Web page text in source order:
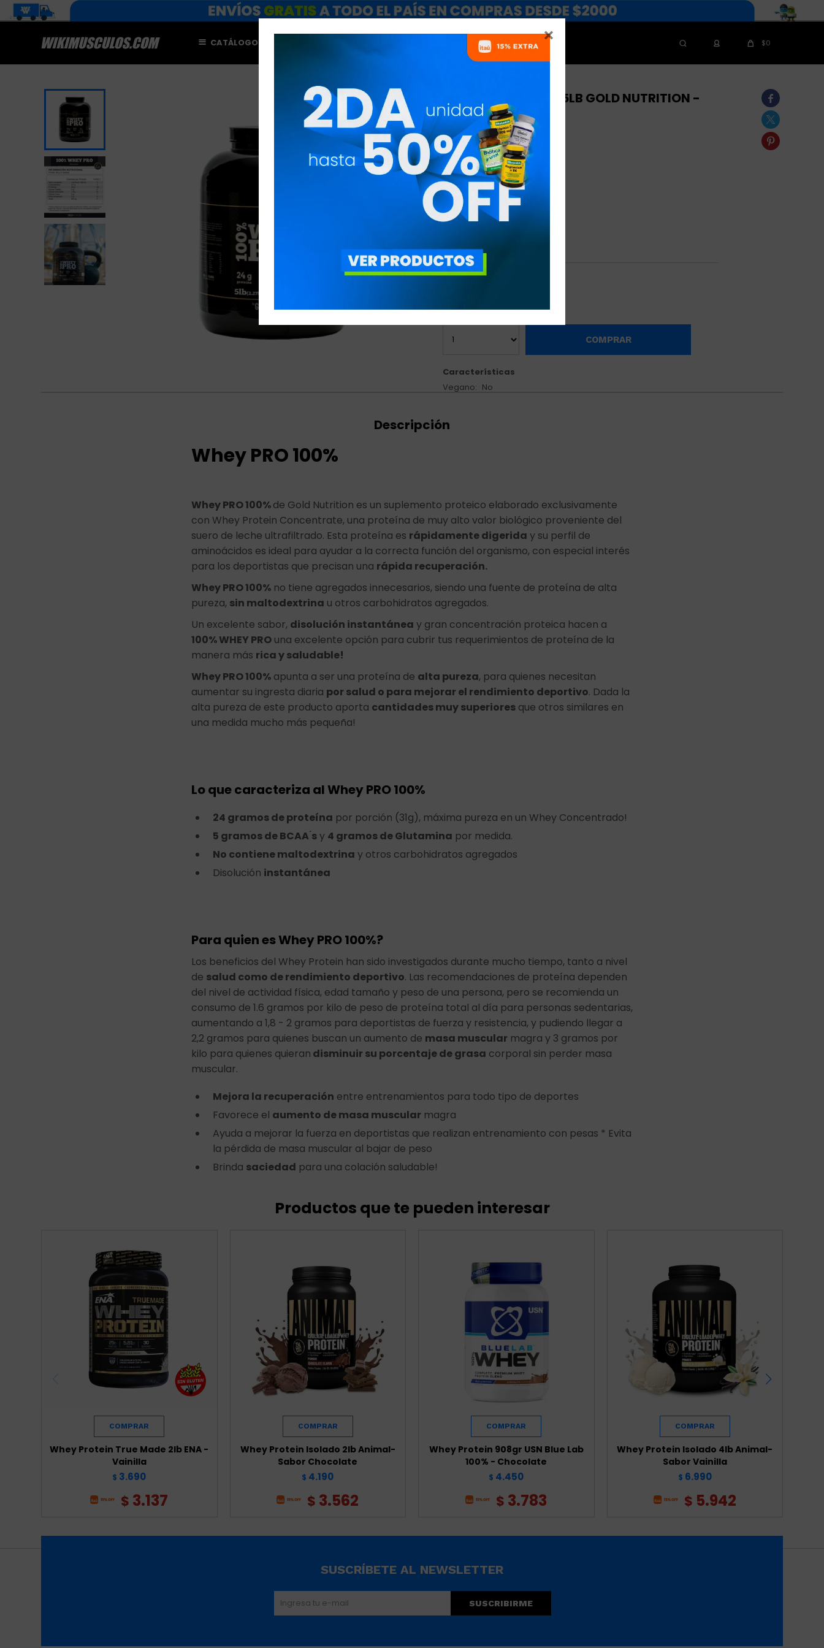

CATÁLOGO NUTRICIONISTAS $0



WHEY PRO 100% 5LB GOLD NUTRITION -
SABOR NATURAL
GOL10079
$6.370
$5.415
Variedades:
COMPRAR
Características
Vegano
No
Descripción
Whey PRO 100%
Whey PRO 100%de Gold Nutrition es un suplemento proteico elaborado exclusivamente
con Whey Protein Concentrate, una proteína de muy alto valor biológico proveniente del
suero de leche ultrafiltrado. Esta proteína es rápidamente digerida y su perfil de
aminoácidos es ideal para ayudar a la correcta función del organismo, con especial interés
para los deportistas que precisan una rápida recuperación.
Whey PRO 100% no tiene agregados innecesarios, siendo una fuente de proteína de alta
pureza, sin maltodextrina u otros carbohidratos agregados.
Un excelente sabor, disolución instantánea y gran concentración proteica hacen a
100% WHEY PRO una excelente opción para cubrir tus requerimientos de proteína de la
manera más rica y saludable!
Whey PRO 100% apunta a ser una proteína de alta pureza, para quienes necesitan
aumentar su ingresta diaria por salud o para mejorar el rendimiento deportivo. Dada la
alta pureza de este producto aporta cantidades muy superiores que otros similares en
una medida mucho más pequeña!
Lo que caracteriza al Whey PRO 100%
24 gramos de proteína por porción (31g), máxima pureza en un Whey Concentrado!
5 gramos de BCAA ́sy 4 gramos de Glutamina por medida.
No contiene maltodextrina y otros carbohidratos agregados
Disolución instantánea
Para quien es Whey PRO 100%?
Los beneficios del Whey Protein han sido investigados durante mucho tiempo, tanto a nivel
de salud como de rendimiento deportivo. Las recomendaciones de proteína dependen
del nivel de actividad física, edad tamaño y peso de una persona, pero se recomienda un
consumo de 1.6 gramos por kilo de peso de proteína total al día para personas sedentarias,
aumentando a 1,8 - 2 gramos para deportistas de fuerza y resistencia, y pudiendo llegar a
2,2 gramos para quienes buscan un aumento de masa muscular magra y 3 gramos por
kilo para quienes quieran disminuir su porcentaje de grasa corporal sin perder masa
muscular.
Mejora la recuperación entre entrenamientos para todo tipo de deportes
Favorece el aumento de masa muscular magra
Ayuda a mejorar la fuerza en deportistas que realizan entrenamiento con pesas * Evita
la pérdida de masa muscular al bajar de peso
Brinda saciedad para una colación saludable!
Productos que te pueden interesar
Whey Protein True Made 2lb ENA -
Vainilla
$ 3.690
$ 3.137
Whey Protein Isolado 2lb Animal-
Sabor Chocolate
$ 4.190
$ 3.562
Whey Protein 908gr USN Blue Lab
100% - Chocolate
$ 4.450
$ 3.783
Whey Protein Isolado 4lb Animal-
Sabor Vainilla
$ 6.990
$ 5.942
SUSCRÍBETE AL NEWSLETTER
SUSCRIBIRME